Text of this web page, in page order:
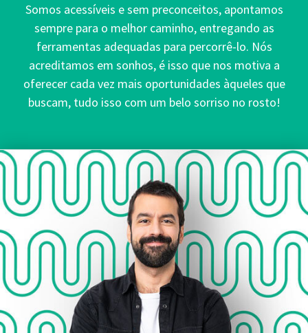
Somos acessíveis e sem preconceitos, apontamos
sempre para o melhor caminho, entregando as
ferramentas adequadas para percorrê-lo. Nós
acreditamos em sonhos, é isso que nos motiva a
oferecer cada vez mais oportunidades àqueles que
buscam, tudo isso com um belo sorriso no rosto!